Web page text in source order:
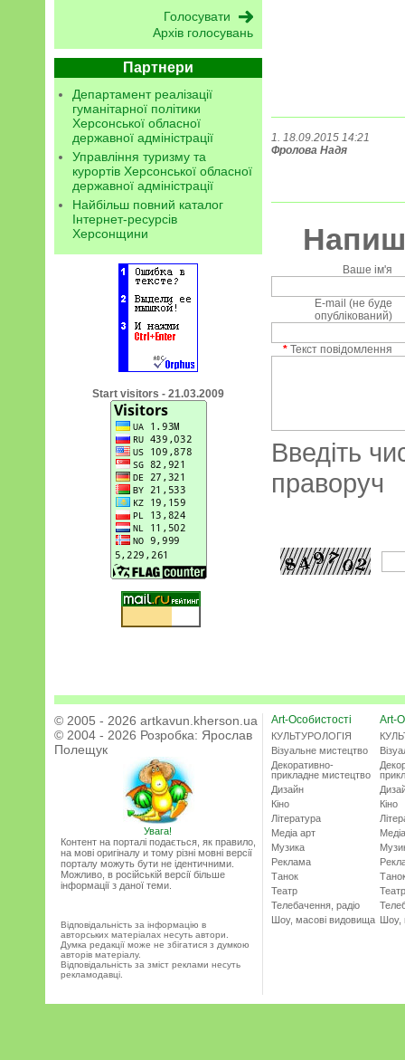
Архів голосувань
Партнери
Департамент реалізації
гуманітарної політики
Херсонської обласної
державної адміністрації
Управління туризму та
курортів Херсонської обласної
державної адміністрації
Найбільш повний каталог
Інтернет-ресурсів
Херсонщини
Start visitors - 21.03.2009
1. 18.09.2015 14:21
Фролова Надя
Ваше ім'я
E-mail (не буде
опублікований)
* Текст повідомлення
Введіть
праворуч
© 2005 - 2026 artkavun.kherson.ua
© 2004 - 2026 Розробка: Ярослав
Полещук
Увага!
Контент на порталі подається, як правило,
на мові оригіналу и тому різні мовні версії
порталу можуть бути не ідентичними.
Можливо, в російській версії більше
інформації з даної теми.
Відповідальність за інформацію в
авторських матеріалах несуть автори.
Думка редакції може не збігатися з думкою
авторів матеріалу.
Відповідальність за зміст реклами несуть
рекламодавці.
Art-Особистості
КУЛЬТУРОЛОГІЯ
Візуальне мистецтво
Декоративно-
прикладне мистецтво
Дизайн
Кіно
Література
Медіа арт
Музика
Реклама
Танок
Театр
Телебачення, радіо
Шоу, масові видовища
Art-
Кіно
Театр
Шоу,